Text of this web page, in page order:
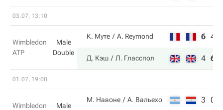
03.07, 13:10
Wimbledon
ATP
Male
Double
К. Муте A. Reymond 6 4
Д. Кэш Л. Гласспол 4 6
01.07, 19:00
Wimbledon
Male
М. Навоне А. Вальехо 3 0